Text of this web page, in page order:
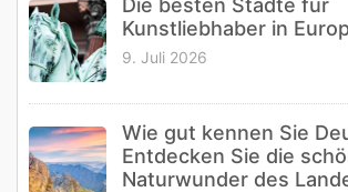
Die besten Städte für
Kunstliebhaber in
9. Juli 2026
Wie gut kennen Sie
Entdecken Sie die
Naturwunder des